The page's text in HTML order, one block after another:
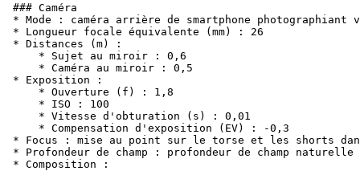
### Caméra
* Mode : caméra arrière de smartphone
* Longueur focale équivalente (mm) : 26
* Distances (m) :
    * Sujet au miroir : 0,6
    * Caméra au miroir : 0,5
* Exposition :
    * Ouverture (f) : 1,8
    * ISO : 100
    * Vitesse d'obturation (s) : 0,01
    * Compensation d'exposition (EV) : -0,3
* Focus : mise au point sur le torse et les shorts
* Profondeur de champ : profondeur de champ
* Composition :